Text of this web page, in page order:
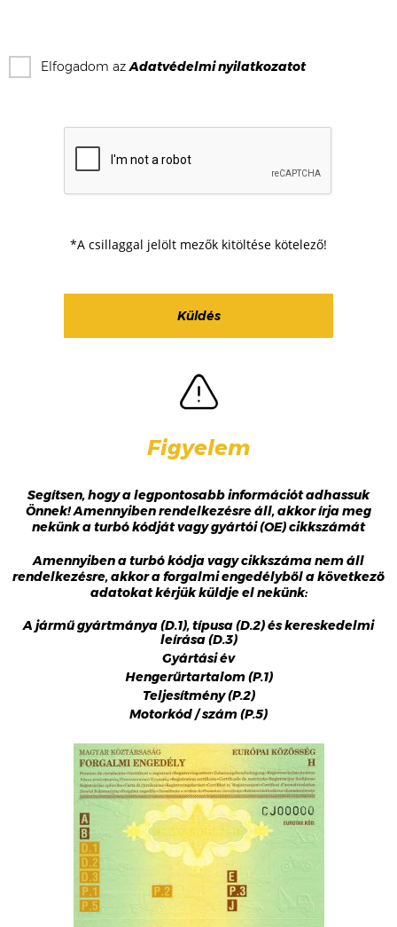
Elfogadom azAdatvédelmi nyilatkozatot
*A csillaggal jelölt mezők kitöltése kötelező!
Figyelem
Segítsen, hogy a legpontosabb információt adhassuk
Önnek! Amennyiben rendelkezésre áll, akkor írja meg
nekünk a turbó kódját vagy gyártói (OE) cikkszámát
Amennyiben a turbó kódja vagy cikkszáma nem áll
rendelkezésre, akkor a forgalmi engedélyből a következő
adatokat kérjük küldje el nekünk:
A jármű gyártmánya (D.1), típusa (D.2) és kereskedelmi
leírása (D.3)
Gyártási év
Hengerűrtartalom (P.1)
Teljesítmény (P.2)
Motorkód / szám (P.5)